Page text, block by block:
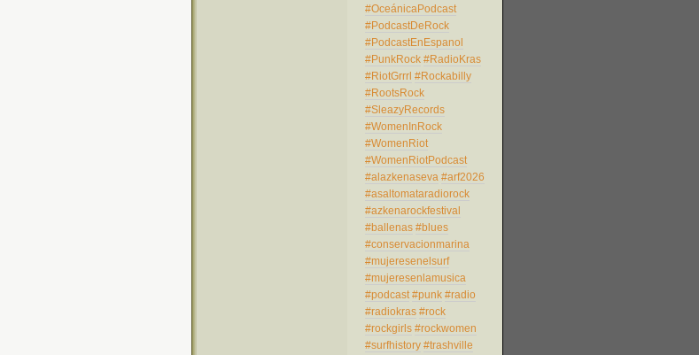
#OceánicaPodcast
#PodcastDeRock
#PodcastEnEspanol
#PunkRock #RadioKras
#RiotGrrrl #Rockabilly
#RootsRock
#SleazyRecords
#WomenInRock
#WomenRiot
#WomenRiotPodcast
#alazkenaseva #arf2026
#asaltomataradiorock
#azkenarockfestival
#ballenas #blues
#conservacionmarina
#mujeresenelsurf
#mujeresenlamusica
#podcast #punk #radio
#radiokras #rock
#rockgirls #rockwomen
#surfhistory #trashville